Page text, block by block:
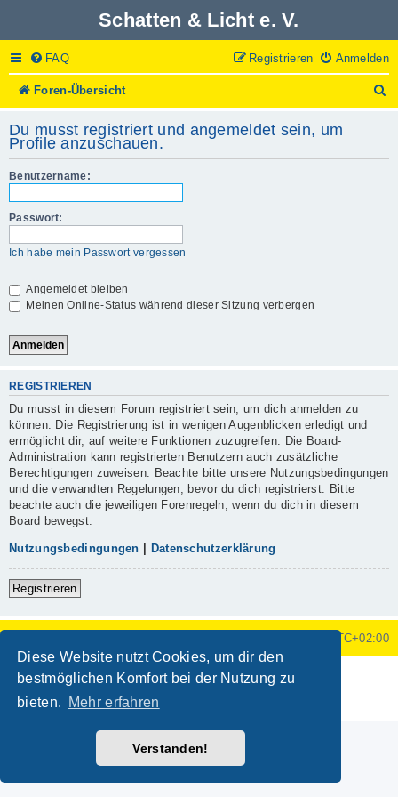
Diese Website nutzt Cookies, um dir den
bestmöglichen Komfort bei der Nutzung zu
bieten.
Mehr erfahren
Verstanden!
Schatten & Licht e. V.
FAQ Anmelden
Registrieren
Foren-Übersicht
u
e
Du musst registriert und angemeldet sein, um
Profile anzuschauen.
Benutzername:
Passwort:
Ich habe mein Passwort vergessen
Angemeldet bleiben
Meinen Online-Status während dieser Sitzung verbergen
REGISTRIEREN
Du musst in diesem Forum registriert sein, um dich anmelden zu
können. Die Registrierung ist in wenigen Augenblicken erledigt und
ermöglicht dir, auf weitere Funktionen zuzugreifen. Die Board-
Administration kann registrierten Benutzern auch zusätzliche
Berechtigungen zuweisen. Beachte bitte unsere Nutzungsbedingungen
und die verwandten Regelungen, bevor du dich registrierst. Bitte
beachte auch die jeweiligen Forenregeln, wenn du dich in diesem
Board bewegst.
Nutzungsbedingungen Datenschutzerklärung
Registrieren
UTC+02:00
Powered by phpBB ® Forum Software © phpBB Limited
phpBB.de
Datenschutz